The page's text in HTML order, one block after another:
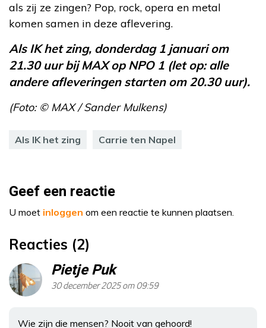
als zij ze zingen? Pop, rock, opera en metal
komen samen in deze aflevering.
Als IK het zing, donderdag 1 januari om
21.30 uur bij MAX op NPO 1 (let op: alle
andere afleveringen starten om 20.30 uur).
(Foto: © MAX / Sander Mulkens)
Als IK het zing Carrie ten Napel
Geef een reactie
U moet inloggen om een reactie te kunnen plaatsen.
Reacties (2)
Pietje Puk
30 december 2025 om 09:59
Wie zijn die mensen? Nooit van gehoord!